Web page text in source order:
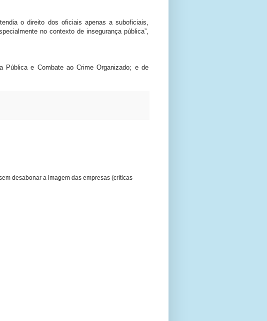
o direito dos oficiais apenas a suboficiais,
no contexto de insegurança pública”,
Pública e Combate ao Crime Organizado; e de
desabonar a imagem das empresas (críticas